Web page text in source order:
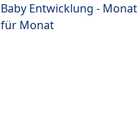
Baby Entwicklung - Monat
für Monat